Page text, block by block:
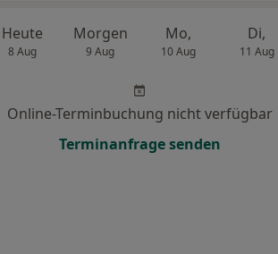
Heute
8 Aug
Morgen
9 Aug
Mo,
10 Aug
Di,
11 Aug
Online-Terminbuchung nicht verfügbar
Terminanfrage senden